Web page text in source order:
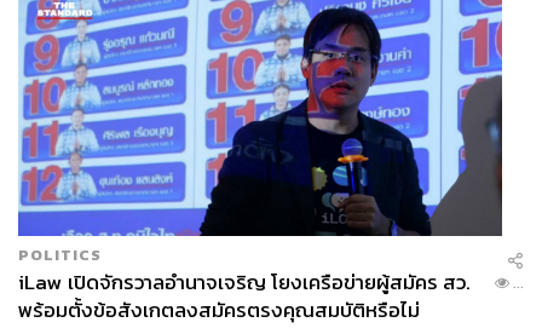
นอกจากนี้แล้ว ในงานขุดค้นทางโบราณคดีนั้น เมื่อพบหลัก
ฐานทางโบราณคดีหรือโครงกระดูกในหลุมขุดค้นบางกรณี
จะมีการตั้งแท่นเอาไว้ ซึ่งเป็นแท่นที่เกิดจากการไม่ขุดนำหลัก
ฐานที่พบออกไปในทันที ทั้งนี้ ก็เพื่อให้แท่นดังกล่าวเป็นระดับ
ความลึกที่ใช้ในการเทียบเคียงกับหลักฐานอื่นที่ค้นพบ หรือตั้ง
ไว้เพื่อจะได้เข้าใจรูปแบบการฝังศพ หรือตั้งแท่นไว้เพื่อใช้
สำหรับการจัดทำพิพิธภัณฑ์กลางแจ้ง (Site Museum) เป็นต้น
ทั้งหมดที่ผมบรรยายมานี้ก็คือ หลักสำคัญของการทำความ
เข้าใจหลุมขุดค้นทางโบราณคดีในเบื้องต้น ซึ่งความเข้าใจนี้
เองได้ถูกแปลงให้กลายมาเป็นตัวอาคารทรงลูกบาศก์ กล่าว
POLITICS
iLaw เปิดจักรวาลอำนาจเจริญ โยงเครือข่ายผู้สมัคร สว.
พร้อมตั้งข้อสังเกตลงสมัครตรงคุณสมบัติหรือไม่
...